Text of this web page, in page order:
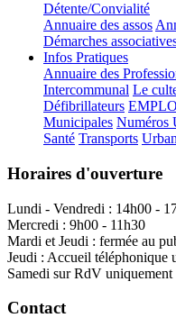
Détente/Convialité
Annuaire des assos
Démarches
Infos Pratiques
Annuaire des
Intercommunal Le
Défibrillateurs
Municipales Numéros
Santé Transports
Horaires d'ouverture
Lundi - Vendredi : 14h00 -
Mercredi : 9h00 - 11h30
Mardi et Jeudi : fermée au
Jeudi : Accueil téléphonique
Samedi sur RdV uniquement
Contact